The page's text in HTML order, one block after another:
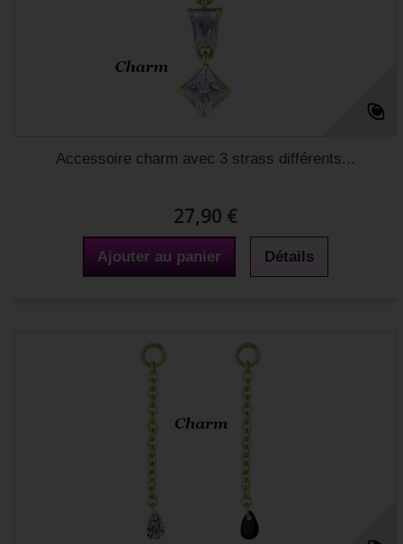
Accessoire charm avec 3 strass différents...
27,90 €
Ajouter au panier Détails